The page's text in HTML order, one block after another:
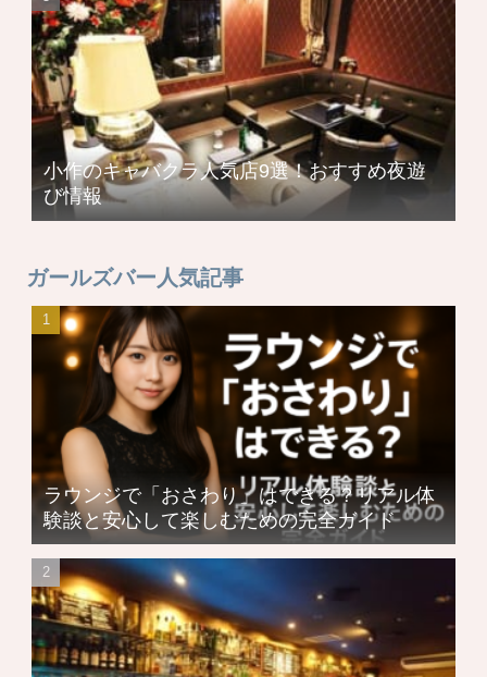
小作のキャバクラ人気店9選！おすすめ夜遊
び情報
ガールズバー人気記事
ラウンジで「おさわり」はできる？リアル体
験談と安心して楽しむための完全ガイド